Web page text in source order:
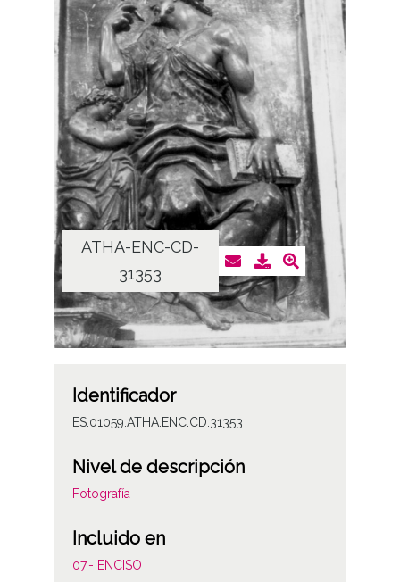
ATHA-ENC-CD-
31353
Identificador
ES.01059.ATHA.ENC.CD.31353
Nivel de descripción
Fotografía
Incluido en
07.- ENCISO